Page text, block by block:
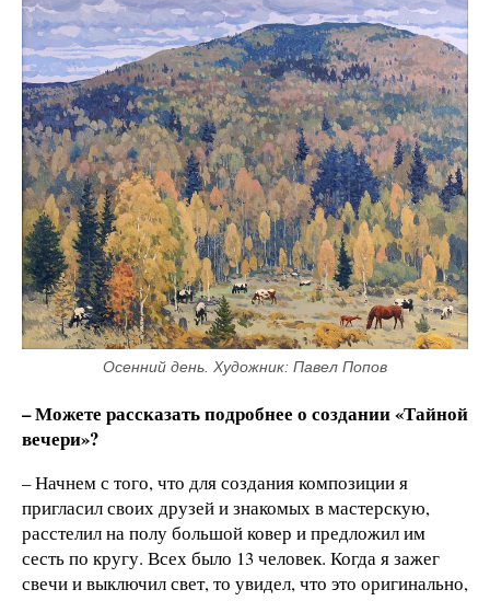
Осенний день. Художник: Павел Попов
– Можете рассказать подробнее о создании «Тайной
вечери»?
– Начнем с того, что для создания композиции я
пригласил своих друзей и знакомых в мастерскую,
расстелил на полу большой ковер и предложил им
сесть по кругу. Всех было 13 человек. Когда я зажег
свечи и выключил свет, то увидел, что это оригинально,